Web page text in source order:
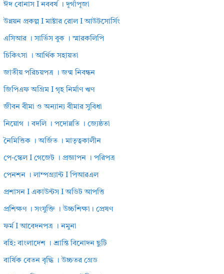
ঈদ বোনাস I নববর্ষ । দূর্গাপূজা
উন্নয়ন প্রকল্প I মাষ্টার রোল I আউটসোর্সিং
এসিআর । সার্ভিস বুক । স্মারকলিপি
চিকিৎসা । আর্থিক সহায়তা
জাতীয় পরিচয়পত্র । জন্ম নিবন্ধন
জিপিএফ অগ্রিম I গৃহ নির্মাণ ঋণ
জীবন বীমা ও অন্যান্য বীমার সুবিধা
নিয়োগ । বদলি । পদোন্নতি । জ্যেষ্ঠতা
নৈমিত্তিক । অর্জিত । মাতৃত্বকালীন
পে-স্কেল I গেজেট । প্রজ্ঞাপন । পরিপত্র
পেনশন । লাম্পগ্র্যান্ট I পিআরএল
প্রশাসন I একাউন্টস I অডিট আপত্তি
প্রশিক্ষণ । সংযুক্তি । উচ্চশিক্ষা। প্রেষণ
ফর্ম I আবেদনপত্র । নমুনা
বহি: বাংলাদেশ । শ্রান্তি বিনোদন ছুটি
বার্ষিক বেতন বৃদ্ধি । উচ্চতর গ্রেড